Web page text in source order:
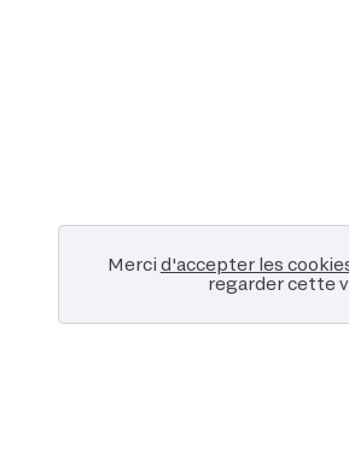
Merci d'accepter les
regarder cette